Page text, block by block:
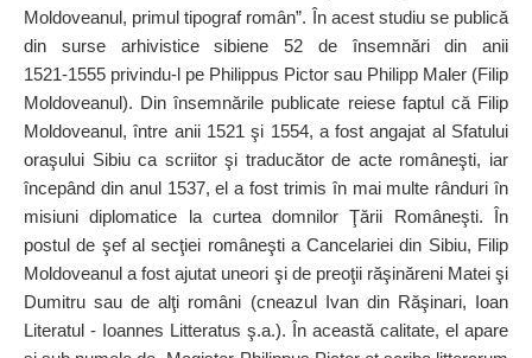
Moldoveanul, primul tipograf român”. În acest studiu se publică
din surse arhivistice sibiene 52 de însemnări din anii
1521‑1555 privindu‑l pe Philippus Pictor sau Philipp Maler (Filip
Moldoveanul). Din însemnările publicate reiese faptul că Filip
Moldoveanul, între anii 1521 şi 1554, a fost angajat al Sfatului
oraşului Sibiu ca scriitor şi traducător de acte româneşti, iar
începând din anul 1537, el a fost trimis în mai multe rânduri în
misiuni diplomatice la curtea domnilor Ţării Româneşti. În
postul de şef al secţiei româneşti a Cancelariei din Sibiu, Filip
Moldoveanul a fost ajutat uneori şi de preoţii răşinăreni Matei şi
Dumitru sau de alţi români (cneazul Ivan din Răşinari, Ioan
Literatul - Ioannes Litteratus ş.a.). În această calitate, el apare